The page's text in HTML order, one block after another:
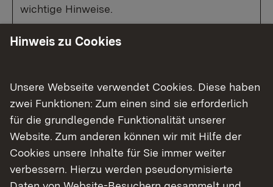
wichtige Hinweise.
Bekanntmachung
Das ergänzende Verfahren im
Überblick
Hinweis zu Cookies
Unsere Webseite verwendet Cookies. Diese haben
zwei Funktionen: Zum einen sind sie erforderlich
für die grundlegende Funktionalität unserer
Website. Zum anderen können wir mit Hilfe der
Cookies unsere Inhalte für Sie immer weiter
verbessern. Hierzu werden pseudonymisierte